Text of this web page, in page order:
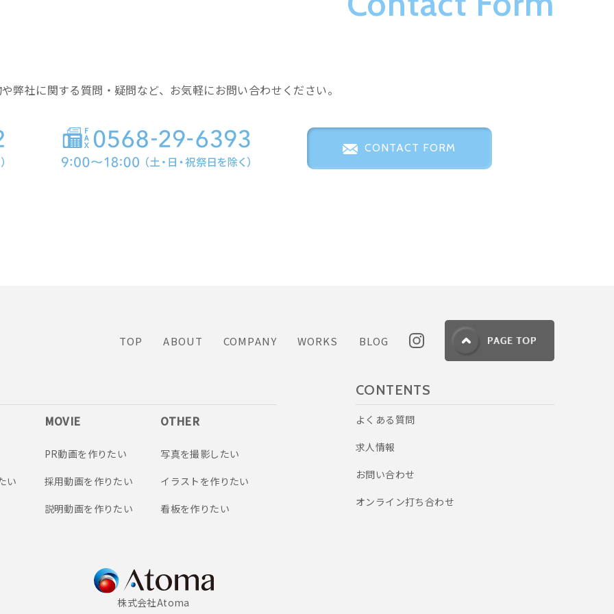
弊社に関する質問・疑問など、お気軽にお問い合わせください。
CONTACT FORM
TOP ABOUT COMPANY WORKS BLOG
い
MOVIE
PR動画を作りたい
採用動画を作りたい
説明動画を作りたい
OTHER
写真を撮影したい
イラストを作りたい
看板を作りたい
CONTENTS
よくある質問
求人情報
お問い合わせ
オンライン打ち合わせ
株式会社Atoma